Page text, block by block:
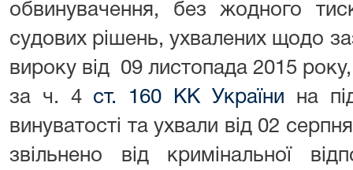
обвинувачення, без жодного
судових рішень, ухвалених щодо
вироку від 09 листопада 2015
за ч. 4 ст. 160 КК України на
винуватості та ухвали від 02
звільнено від кримінальної